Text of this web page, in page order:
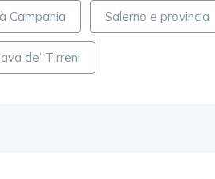
Campania Salerno e provincia
de’ Tirreni